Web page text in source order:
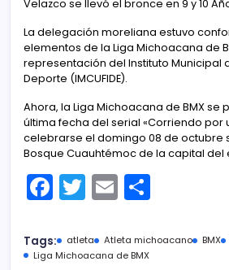
Velazco se llevó el bronce en 9 y 10
La delegación moreliana estuvo
elementos de la Liga Michoacana de
representación del Instituto Municipal
Deporte (IMCUFIDE).
Ahora, la Liga Michoacana de BMX se
última fecha del serial «Corriendo por
celebrarse el domingo 08 de octubre
Bosque Cuauhtémoc de la capital del
F
a
c
T
w
itt
E
m
ai m
Tags: atleta Atleta michoacano BMX
Liga Michoacana de BMX